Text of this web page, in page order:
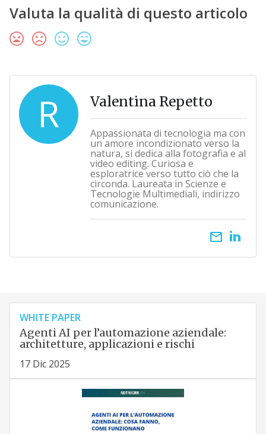
Valuta la qualità di questo articolo
R Valentina Repetto
Appassionata di tecnologia ma con
un amore incondizionato verso la
natura, si dedica alla fotografia e al
video editing. Curiosa e
esploratrice verso tutto ciò che la
circonda. Laureata in Scienze e
Tecnologie Multimediali, indirizzo
comunicazione.
email
WHITE PAPER
Agenti AI per l’automazione aziendale:
architetture, applicazioni e rischi
17 Dic 2025